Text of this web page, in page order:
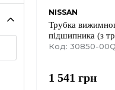
NISSAN
Трубка
підшипника (з
металевого
Код: 30850-
1 541 грн